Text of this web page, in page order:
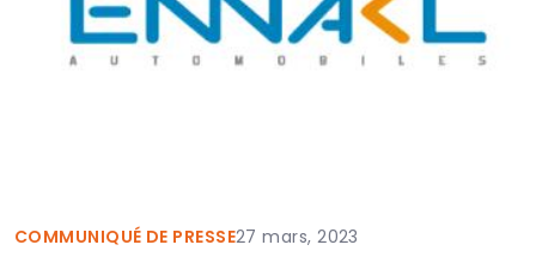
COMMUNIQUÉ DE PRESSE27 mars, 2023